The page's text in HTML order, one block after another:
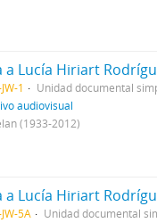
a Lucía Hiriart
1 Unidad documental
audiovisual
(1933-2012)
a Lucía Hiriart
5A Unidad documental